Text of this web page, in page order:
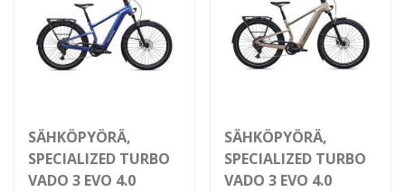
SÄHKÖPYÖRÄ,
SPECIALIZED TURBO
VADO 3 EVO 4.0
SÄHKÖPYÖRÄ,
SPECIALIZED TURBO
VADO 3 EVO 4.0